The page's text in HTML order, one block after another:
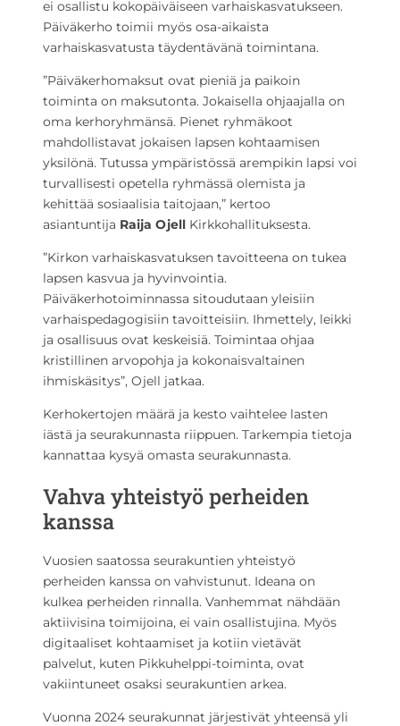
ei osallistu kokopäiväiseen varhaiskasvatukseen.
Päiväkerho toimii myös osa-aikaista
varhaiskasvatusta täydentävänä toimintana.
”Päiväkerhomaksut ovat pieniä ja paikoin
toiminta on maksutonta. Jokaisella ohjaajalla on
oma kerhoryhmänsä. Pienet ryhmäkoot
mahdollistavat jokaisen lapsen kohtaamisen
yksilönä. Tutussa ympäristössä arempikin lapsi voi
turvallisesti opetella ryhmässä olemista ja
kehittää sosiaalisia taitojaan,” kertoo
asiantuntija Raija Ojell Kirkkohallituksesta.
”Kirkon varhaiskasvatuksen tavoitteena on tukea
lapsen kasvua ja hyvinvointia.
Päiväkerhotoiminnassa sitoudutaan yleisiin
varhaispedagogisiin tavoitteisiin. Ihmettely, leikki
ja osallisuus ovat keskeisiä. Toimintaa ohjaa
kristillinen arvopohja ja kokonaisvaltainen
ihmiskäsitys”, Ojell jatkaa.
Kerhokertojen määrä ja kesto vaihtelee lasten
iästä ja seurakunnasta riippuen. Tarkempia tietoja
kannattaa kysyä omasta seurakunnasta.
Vahva yhteistyö perheiden
kanssa
Vuosien saatossa seurakuntien yhteistyö
perheiden kanssa on vahvistunut. Ideana on
kulkea perheiden rinnalla. Vanhemmat nähdään
aktiivisina toimijoina, ei vain osallistujina. Myös
digitaaliset kohtaamiset ja kotiin vietävät
palvelut, kuten Pikkuhelppi-toiminta, ovat
vakiintuneet osaksi seurakuntien arkea.
Vuonna 2024 seurakunnat järjestivät yhteensä yli